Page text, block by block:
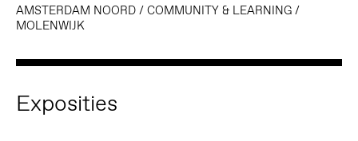
AMSTERDAM NOORD/ COMMUNITY & LEARNING/
MOLENWIJK
Exposities